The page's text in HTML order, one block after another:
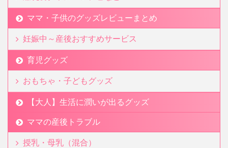
ママ・子供のグッズレビューまとめ
妊娠中～産後おすすめサービス
育児グッズ
おもちゃ・子どもグッズ
【大人】生活に潤いが出るグッズ
ママの産後トラブル
授乳・母乳（混合）